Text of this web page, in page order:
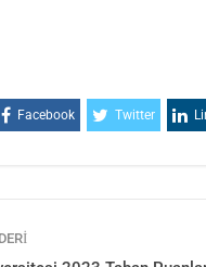
Facebook Twitter